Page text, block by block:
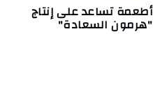
أطعمة تساعد على إنتاج
"هرمون السعادة"